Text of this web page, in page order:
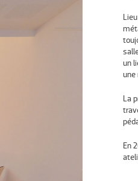
un
une
La
En